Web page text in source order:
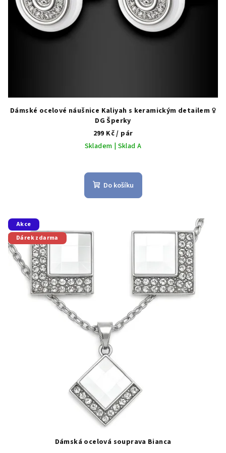
Dámské ocelové náušnice Kaliyah s keramickým detailem ♀️
DG Šperky
299 Kč/ pár
Skladem | Sklad A
Do košíku
Akce
Dárek zdarma
Dámská ocelová souprava Bianca